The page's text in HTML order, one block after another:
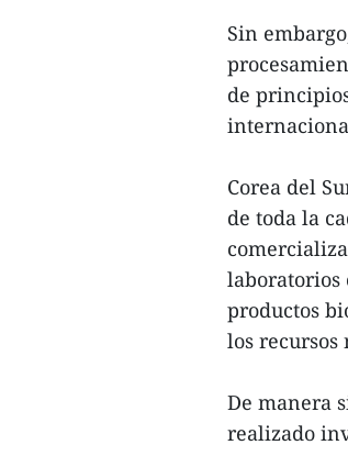
Sin
de
Corea del
de toda la
laboratorios
productos
los
De manera
realizado